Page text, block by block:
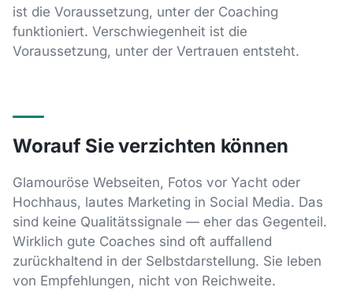
ist die Voraussetzung, unter der Coaching
funktioniert. Verschwiegenheit ist die
Voraussetzung, unter der Vertrauen entsteht.
Worauf Sie verzichten können
Glamouröse Webseiten, Fotos vor Yacht oder
Hochhaus, lautes Marketing in Social Media. Das
sind keine Qualitätssignale — eher das Gegenteil.
Wirklich gute Coaches sind oft auffallend
zurückhaltend in der Selbstdarstellung. Sie leben
von Empfehlungen, nicht von Reichweite.